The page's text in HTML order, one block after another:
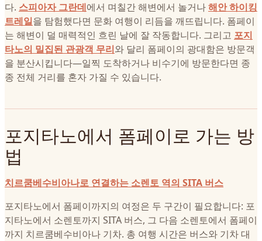
다. 스피아자 그란데에서 며칠간 해변에서 놀거나해안 하이킹
트레일을 탐험했다면 문화 여행이 리듬을 깨뜨립니다. 폼페이
는 해변이 덜 매력적인 흐린 날에 잘 작동합니다. 그리고 포지
타노의 밀집된 관광객 무리와 달리 폼페이의 광대함은 방문객
을 분산시킵니다—일찍 도착하거나 비수기에 방문한다면 종
종 전체 거리를 혼자 가질 수 있습니다.
포지타노에서 폼페이로 가는 방
법
치르쿰베수비아나로 연결하는 소렌토 역의 SITA 버스
포지타노에서 폼페이까지의 여정은 두 구간이 필요합니다: 포
지타노에서 소렌토까지 SITA 버스, 그 다음 소렌토에서 폼페이
까지 치르쿰베수비아나 기차. 총 여행 시간은 버스와 기차 대